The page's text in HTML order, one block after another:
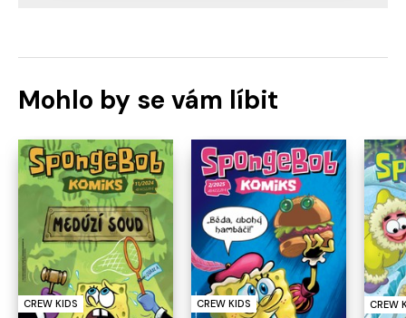
Mohlo by se vám líbit
CREW KIDS
CREW KIDS
CREW